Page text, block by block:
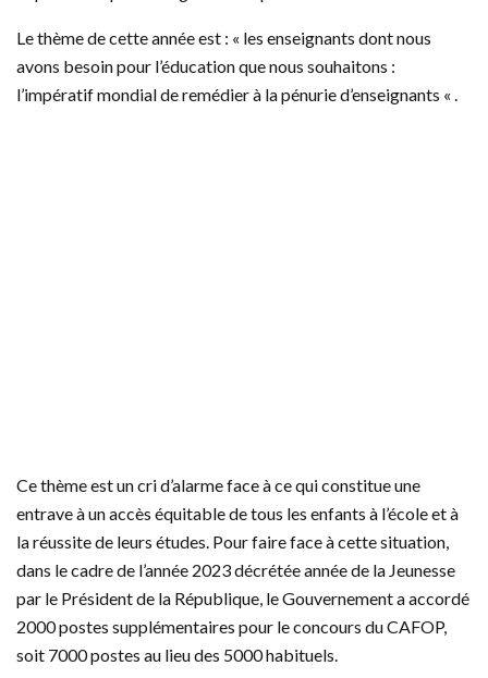
Le thème de cette année est : « les enseignants dont nous
avons besoin pour l’éducation que nous souhaitons :
l’impératif mondial de remédier à la pénurie d’enseignants « .
Ce thème est un cri d’alarme face à ce qui constitue une
entrave à un accès équitable de tous les enfants à l’école et à
la réussite de leurs études. Pour faire face à cette situation,
dans le cadre de l’année 2023 décrétée année de la Jeunesse
par le Président de la République, le Gouvernement a accordé
2000 postes supplémentaires pour le concours du CAFOP,
soit 7000 postes au lieu des 5000 habituels.